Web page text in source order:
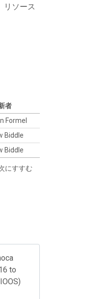
リソース
者
Formel
Biddle
Biddle
にすすむ
to